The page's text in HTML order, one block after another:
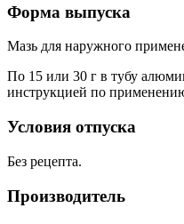
Форма выпуска
Мазь для наружного
По 15 или 30 г в тубу
инструкцией по
Условия отпуска
Без рецепта.
Производитель